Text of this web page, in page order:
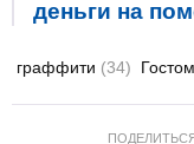
деньги на
граффити (34)